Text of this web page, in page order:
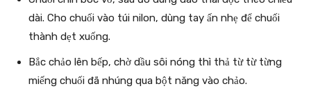
dài. Cho chuối vào túi nilon, dùng tay ấn nhẹ để chuối
thành dẹt xuống.
Bắc chảo lên bếp, chờ dầu sôi nóng thì thả từ từ từng
miếng chuối đã nhúng qua bột năng vào chảo.